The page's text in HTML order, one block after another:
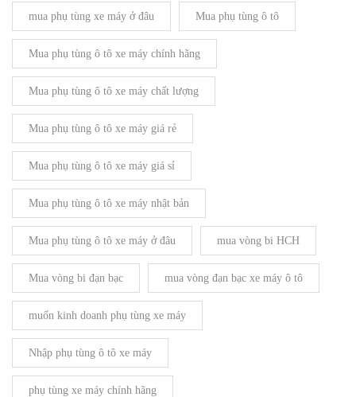
mua phụ tùng xe máy ở đâu Mua phụ tùng ô tô
Mua phụ tùng ô tô xe máy chính hãng
Mua phụ tùng ô tô xe máy chất lượng
Mua phụ tùng ô tô xe máy giá rẻ
Mua phụ tùng ô tô xe máy giá sỉ
Mua phụ tùng ô tô xe máy nhật bản
Mua phụ tùng ô tô xe máy ở đâu mua vòng bi HCH
Mua vòng bi đạn bạc mua vòng đạn bạc xe máy ô tô
muốn kinh doanh phụ tùng xe máy
Nhập phụ tùng ô tô xe máy
phụ tùng xe máy chính hãng